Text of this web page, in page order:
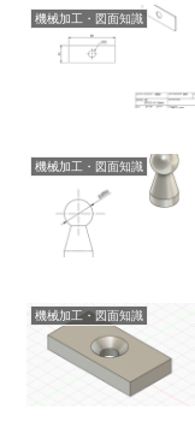
機械加工・図面知識
機械加工・図面知識
機械加工・図面知識